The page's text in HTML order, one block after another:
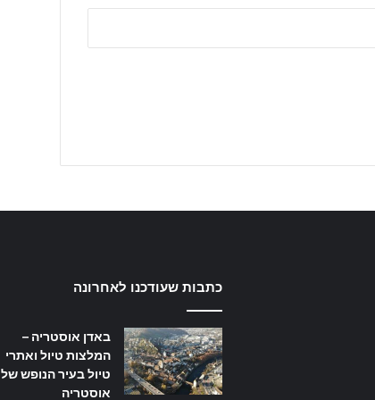
כתבות שעודכנו לאחרונה
באדן אוסטריה –
המלצות טיול ואתרי
טיול בעיר הנופש של
אוסטריה